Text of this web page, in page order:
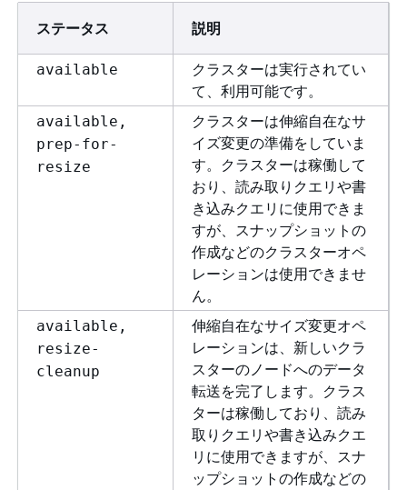
ステータス 説明
available
クラスターは実行されてい
て、利用可能です。
available,
prep-for-
resize
クラスターは伸縮自在なサ
イズ変更の準備をしていま
す。クラスターは稼働して
おり、読み取りクエリや書
き込みクエリに使用できま
すが、スナップショットの
作成などのクラスターオペ
レーションは使用できませ
ん。
available,
resize-
cleanup
伸縮自在なサイズ変更オペ
レーションは、新しいクラ
スターのノードへのデータ
転送を完了します。クラス
ターは稼働しており、読み
取りクエリや書き込みクエ
リに使用できますが、スナ
ップショットの作成などの